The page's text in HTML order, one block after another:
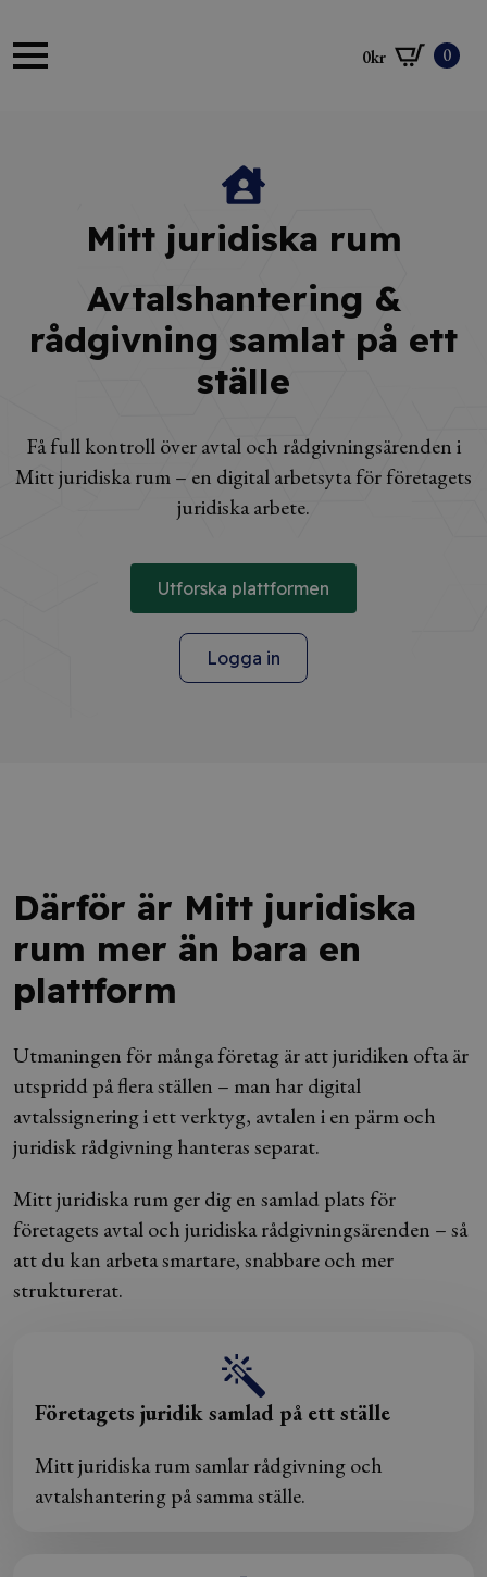
0kr 0
Mitt juridiska rum
Avtalshantering &
rådgivning samlat på ett
ställe
Få full kontroll över avtal och rådgivningsärenden i
Mitt juridiska rum – en digital arbetsyta för företagets
juridiska arbete.
Utforska plattformen
Logga in
Därför är Mitt juridiska
rum mer än bara en
plattform
Utmaningen för många företag är att juridiken ofta är
utspridd på flera ställen – man har digital
avtalssignering i ett verktyg, avtalen i en pärm och
juridisk rådgivning hanteras separat.
Mitt juridiska rum ger dig en samlad plats för
företagets avtal och juridiska rådgivningsärenden – så
att du kan arbeta smartare, snabbare och mer
strukturerat.
Företagets juridik samlad på ett ställe
Mitt juridiska rum samlar rådgivning och
avtalshantering på samma ställe.